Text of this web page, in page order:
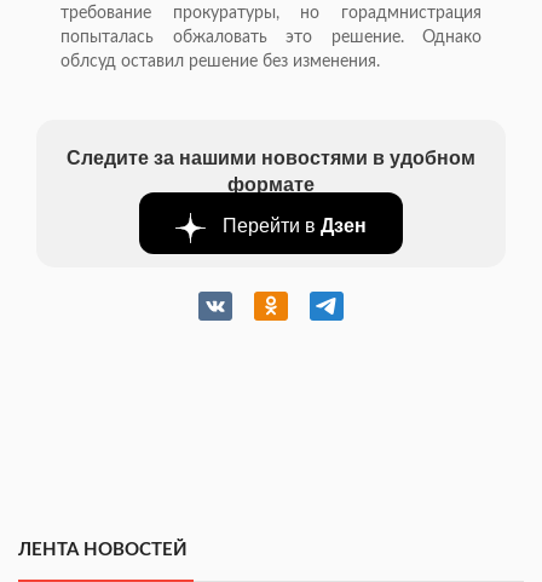
требование прокуратуры, но горадмнистрация
попыталась обжаловать это решение. Однако
облсуд оставил решение без изменения.
Следите за нашими новостями в удобном
формате
Перейти в Дзен
ЛЕНТА НОВОСТЕЙ